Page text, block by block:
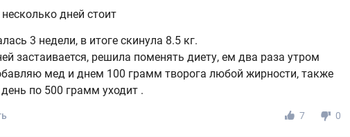
несколько дней стоит
3 недели, в итоге скинула 8.5 кг.
застаивается, решила поменять диету, ем два раза утром
мед и днем 100 грамм творога любой жирности, также
по 500 грамм уходит .
7 0